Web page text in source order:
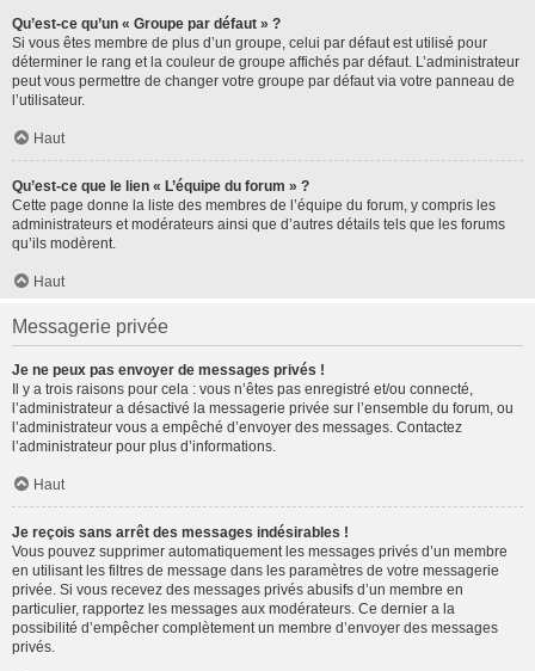
Qu’est-ce qu’un « Groupe par défaut » ?
Si vous êtes membre de plus d’un groupe, celui par défaut est utilisé pour
déterminer le rang et la couleur de groupe affichés par défaut. L’administrateur
peut vous permettre de changer votre groupe par défaut via votre panneau de
l’utilisateur.
Haut
Qu’est-ce que le lien « L’équipe du forum » ?
Cette page donne la liste des membres de l’équipe du forum, y compris les
administrateurs et modérateurs ainsi que d’autres détails tels que les forums
qu’ils modèrent.
Haut
Messagerie privée
Je ne peux pas envoyer de messages privés !
Il y a trois raisons pour cela : vous n’êtes pas enregistré et/ou connecté,
l’administrateur a désactivé la messagerie privée sur l’ensemble du forum, ou
l’administrateur vous a empêché d’envoyer des messages. Contactez
l’administrateur pour plus d’informations.
Haut
Je reçois sans arrêt des messages indésirables !
Vous pouvez supprimer automatiquement les messages privés d’un membre
en utilisant les filtres de message dans les paramètres de votre messagerie
privée. Si vous recevez des messages privés abusifs d’un membre en
particulier, rapportez les messages aux modérateurs. Ce dernier a la
possibilité d’empêcher complètement un membre d’envoyer des messages
privés.